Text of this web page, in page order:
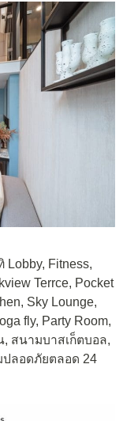
Lobby, Fitness,
Terrce, Pocket
Sky Lounge,
fly, Party Room,
สนามบาสเก็ตบอล,
ปลอดภัยตลอด 24